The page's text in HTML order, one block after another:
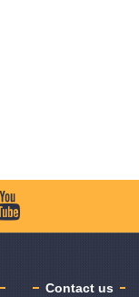
Contact us